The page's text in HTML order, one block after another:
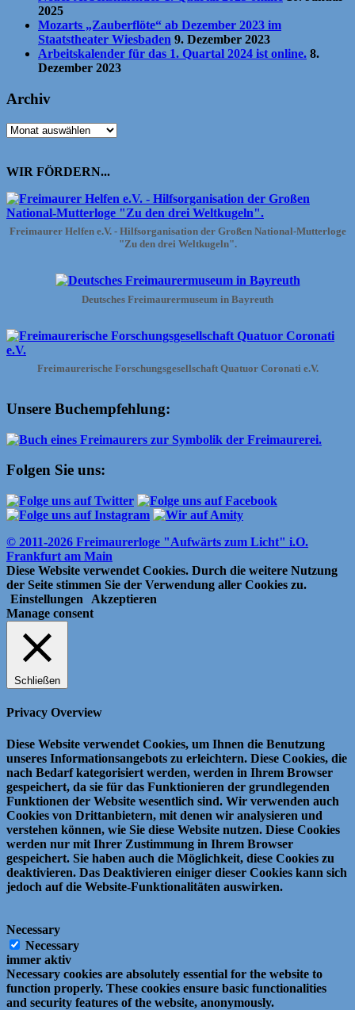
2025
Mozarts „Zauberflöte“ ab Dezember 2023 im
Staatstheater Wiesbaden 9. Dezember 2023
Arbeitskalender für das 1. Quartal 2024 ist online. 8.
Dezember 2023
Archiv
Archiv
WIR FÖRDERN...
Freimaurer Helfen e.V. - Hilfsorganisation der Großen National-Mutterloge
"Zu den drei Weltkugeln".
Deutsches Freimaurermuseum in Bayreuth
Freimaurerische Forschungsgesellschaft Quatuor Coronati e.V.
Unsere Buchempfehlung:
Folgen Sie uns:
© 2011-2026 Freimaurerloge "Aufwärts zum Licht" i.O.
Frankfurt am Main
Diese Website verwendet Cookies. Durch die weitere Nutzung
der Seite stimmen Sie der Verwendung aller Cookies zu.
Einstellungen
Akzeptieren
Manage consent
Schließen
Privacy Overview
Diese Website verwendet Cookies, um Ihnen die Benutzung
unseres Informationsangebots zu erleichtern. Diese Cookies, die
nach Bedarf kategorisiert werden, werden in Ihrem Browser
gespeichert, da sie für das Funktionieren der grundlegenden
Funktionen der Website wesentlich sind. Wir verwenden auch
Cookies von Drittanbietern, mit denen wir analysieren und
verstehen können, wie Sie diese Website nutzen. Diese Cookies
werden nur mit Ihrer Zustimmung in Ihrem Browser
gespeichert. Sie haben auch die Möglichkeit, diese Cookies zu
deaktivieren. Das Deaktivieren einiger dieser Cookies kann sich
jedoch auf die Website-Funktionalitäten auswirken.
Necessary
Necessary
immer aktiv
Necessary cookies are absolutely essential for the website to
function properly. These cookies ensure basic functionalities
and security features of the website, anonymously.